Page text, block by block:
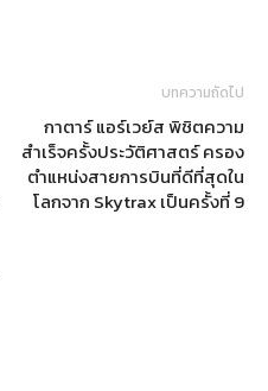
บทความถัดไป
กาตาร์ แอร์เวย์ส พิชิตความ
สำเร็จครั้งประวัติศาสตร์ ครอง
ตำแหน่งสายการบินที่ดีที่สุดใน
โลกจาก Skytrax เป็นครั้งที่ 9